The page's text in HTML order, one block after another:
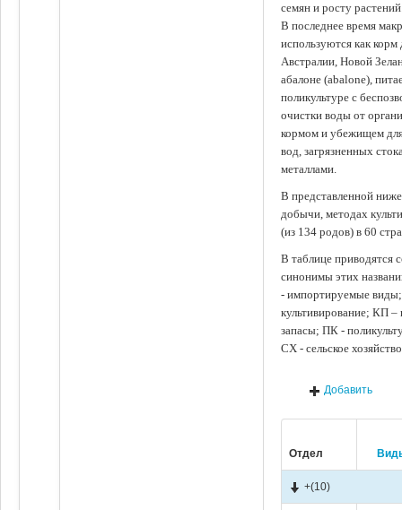
семян и росту
В последнее время
используются как
Австралии, Новой
абалоне (abalone),
поликультуре с
очистки воды от
кормом и убежищем
вод, загрязненных
металлами.
В представленной
добычи, методах
(из 134 родов) в 60
В таблице приводятся
синонимы этих
- импортируемые
культивирование; КП
запасы; ПК -
СХ - сельское
Добавить
Отдел
+(10)